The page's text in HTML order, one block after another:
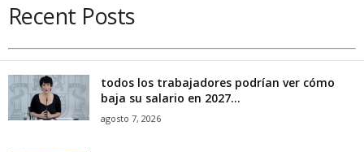
Recent Posts
todos los trabajadores podrían ver cómo
baja su salario en 2027...
agosto 7, 2026